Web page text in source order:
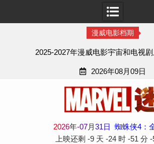
漫威电影档期
2025-2027年漫威电影宇宙和电视
2026年08月09日
2026年-07月31日
蜘蛛侠4：
上映还剩 -9 天 -24 时 -51 分 -